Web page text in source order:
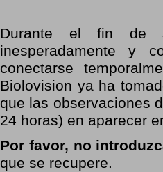
Durante el fin de
inesperadamente y
conectarse
Biolovision ya ha
que las observaciones
24 horas) en aparecer
Por favor, no
que se recupere.